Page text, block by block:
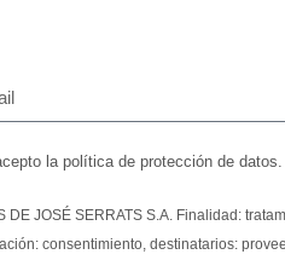
la política de protección de datos.
DE JOSÉ SERRATS S.A. Finalidad:
consentimiento, destinatarios: